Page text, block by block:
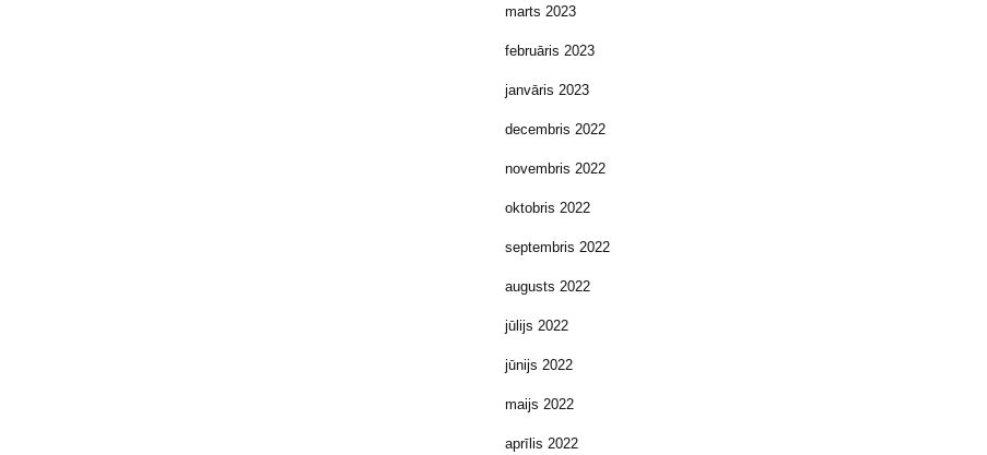
marts 2023
februāris 2023
janvāris 2023
decembris 2022
novembris 2022
oktobris 2022
septembris 2022
augusts 2022
jūlijs 2022
jūnijs 2022
maijs 2022
aprīlis 2022